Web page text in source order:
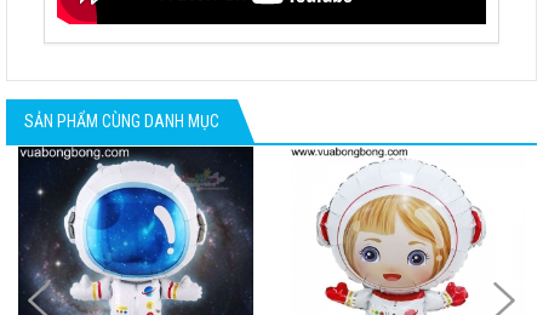
SẢN PHẨM CÙNG DANH MỤC